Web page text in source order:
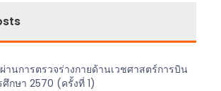
านการตรวจร่างกายด้านเวชศาสตร์การบิน
กษา 2570 (ครั้งที่ 1)